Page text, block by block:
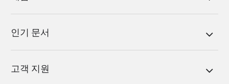
인기 문서
고객 지원